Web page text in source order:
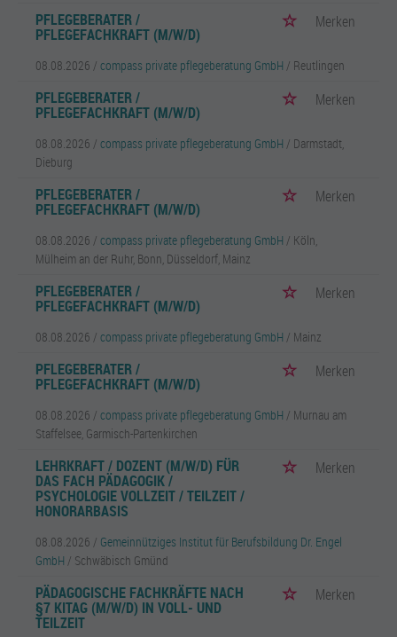
PFLEGEBERATER /
PFLEGEFACHKRAFT (M/W/D)
Merken
08.08.2026 / compass private pflegeberatung GmbH / Reutlingen
PFLEGEBERATER /
PFLEGEFACHKRAFT (M/W/D)
Merken
08.08.2026 / compass private pflegeberatung GmbH / Darmstadt,
Dieburg
PFLEGEBERATER /
PFLEGEFACHKRAFT (M/W/D)
Merken
08.08.2026 / compass private pflegeberatung GmbH / Köln,
Mülheim an der Ruhr, Bonn, Düsseldorf, Mainz
PFLEGEBERATER /
PFLEGEFACHKRAFT (M/W/D)
Merken
08.08.2026 / compass private pflegeberatung GmbH / Mainz
PFLEGEBERATER /
PFLEGEFACHKRAFT (M/W/D)
Merken
08.08.2026 / compass private pflegeberatung GmbH / Murnau am
Staffelsee, Garmisch-Partenkirchen
LEHRKRAFT / DOZENT (M/W/D) FÜR
DAS FACH PÄDAGOGIK /
PSYCHOLOGIE VOLLZEIT / TEILZEIT /
HONORARBASIS
Merken
08.08.2026 / Gemeinnütziges Institut für Berufsbildung Dr. Engel
GmbH / Schwäbisch Gmünd
PÄDAGOGISCHE FACHKRÄFTE NACH
§7 KITAG (M/W/D) IN VOLL- UND
TEILZEIT
Merken